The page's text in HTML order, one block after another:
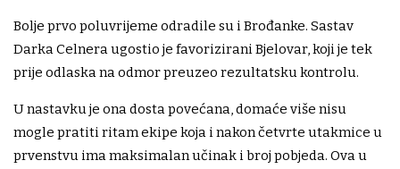
Bolje prvo poluvrijeme odradile su i Brođanke. Sastav
Darka Celnera ugostio je favorizirani Bjelovar, koji je tek
prije odlaska na odmor preuzeo rezultatsku kontrolu.
U nastavku je ona dosta povećana, domaće više nisu
mogle pratiti ritam ekipe koja i nakon četvrte utakmice u
prvenstvu ima maksimalan učinak i broj pobjeda. Ova u